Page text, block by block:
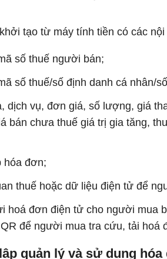
tạo từ máy tính tiền có các
số thuế người bán;
số thuế/số định danh cá nhân/
dịch vụ, đơn giá, số lượng, giá
bán chưa thuế giá trị gia tăng,
hóa đơn;
thuế hoặc dữ liệu điện tử để
hoá đơn điện tử cho người mua
để người mua tra cứu, tải hoá
quản lý và sử dụng